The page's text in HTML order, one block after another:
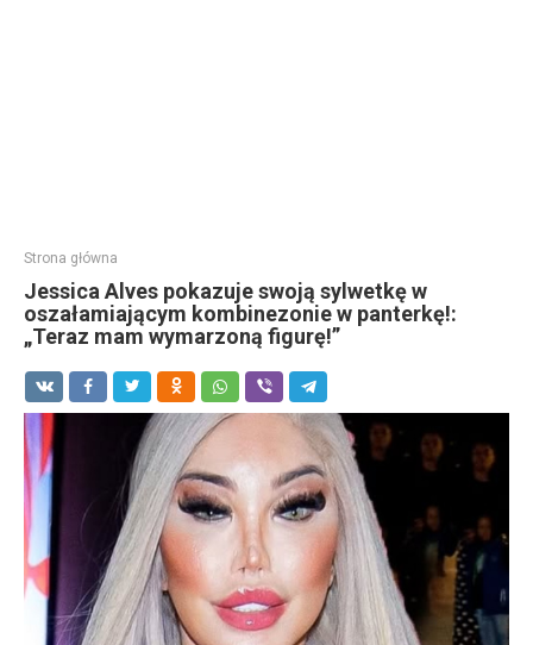
Strona główna
Jessica Alves pokazuje swoją sylwetkę w
oszałamiającym kombinezonie w panterkę!:
„Teraz mam wymarzoną figurę!”